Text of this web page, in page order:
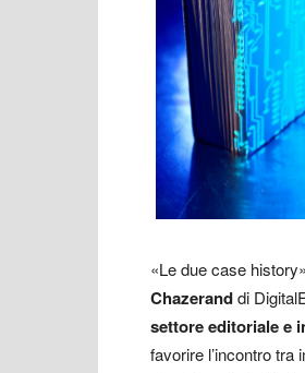
«Le due case
Chazeranddi
settore editoriale e
favorire l’incontro tra